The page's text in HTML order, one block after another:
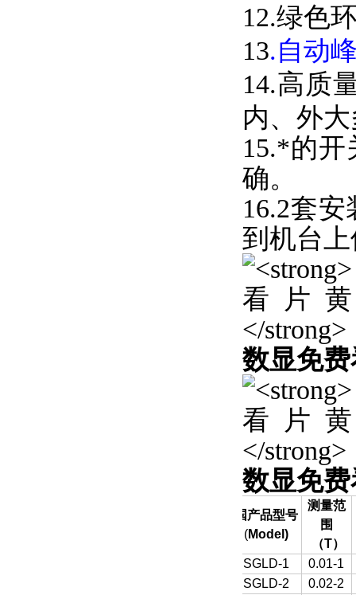
12.绿色环保
13.自动
14.高质
内、外
15.*的开
确。
16.2套安
到机台上
数显免
数显免
国产品型号
(Model)
测量范
围
（T）
SGLD-1
0.01-1
SGLD-2
0.02-2